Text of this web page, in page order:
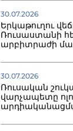
30.07.2026
Երկաթուղու
Ռուսաստանի
արբիտրաժի
30.07.2026
Ռուսական
վարչապետը